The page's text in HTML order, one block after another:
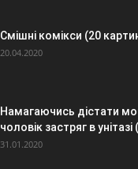
Смішні комікси (20
20.04.2020
Намагаючись дістати
чоловік застряг в
31.01.2020